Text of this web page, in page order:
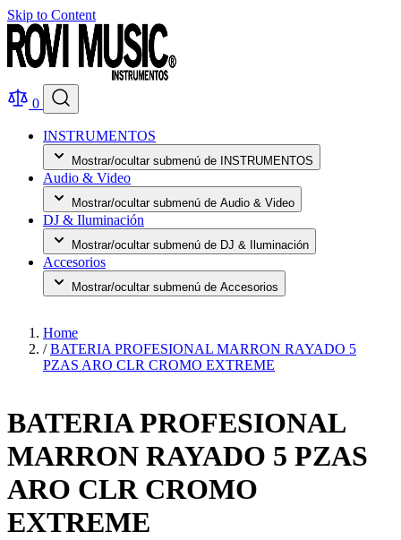
Skip to Content
0
INSTRUMENTOS
Mostrar/ocultar submenú de INSTRUMENTOS
Audio & Video
Mostrar/ocultar submenú de Audio & Video
DJ & Iluminación
Mostrar/ocultar submenú de DJ & Iluminación
Accesorios
Mostrar/ocultar submenú de Accesorios
Home
/ BATERIA PROFESIONAL MARRON RAYADO 5
PZAS ARO CLR CROMO EXTREME
BATERIA PROFESIONAL
MARRON RAYADO 5 PZAS
ARO CLR CROMO
EXTREME